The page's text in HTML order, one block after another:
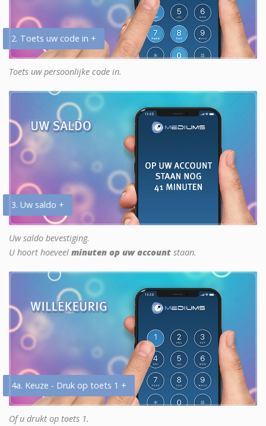
2. Toets uw code in +
Toets uw persoonlijke code in.
3. Uw saldo +
Uw saldo bevestiging.
U hoort hoeveel minuten op uw account staan.
4a. Keuze - Druk op toets 1 +
Of u drukt op toets 1.